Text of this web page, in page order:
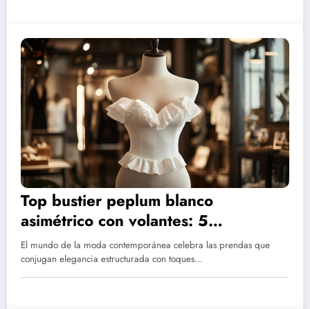
Top bustier peplum blanco
asimétrico con volantes: 5
combinaciones de colores para crear
outfits impactantes
El mundo de la moda contemporánea celebra las prendas que
conjugan elegancia estructurada con toques…